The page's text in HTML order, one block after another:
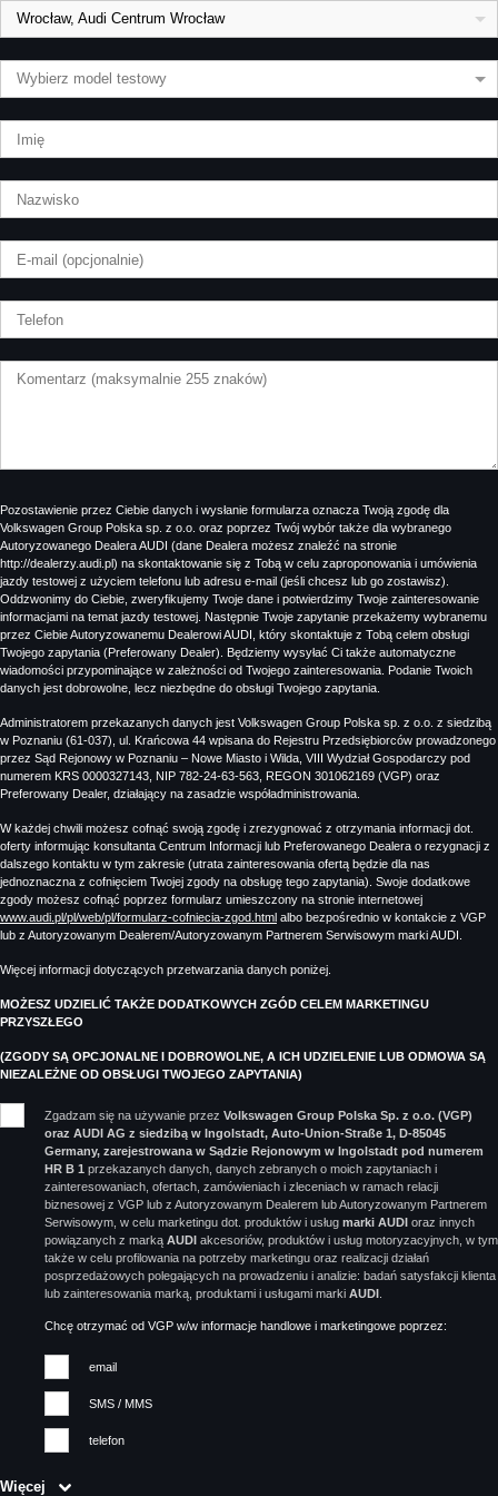
Wrocław, Audi Centrum Wrocław
Wybierz model testowy
Pozostawienie przez Ciebie danych i wysłanie formularza oznacza Twoją zgodę dla
Volkswagen Group Polska sp. z o.o. oraz poprzez Twój wybór także dla wybranego
Autoryzowanego Dealera AUDI (dane Dealera możesz znaleźć na stronie
http://dealerzy.audi.pl) na skontaktowanie się z Tobą w celu zaproponowania i umówienia
jazdy testowej z użyciem telefonu lub adresu e-mail (jeśli chcesz lub go zostawisz).
Oddzwonimy do Ciebie, zweryfikujemy Twoje dane i potwierdzimy Twoje zainteresowanie
informacjami na temat jazdy testowej. Następnie Twoje zapytanie przekażemy wybranemu
przez Ciebie Autoryzowanemu Dealerowi AUDI, który skontaktuje z Tobą celem obsługi
Twojego zapytania (Preferowany Dealer). Będziemy wysyłać Ci także automatyczne
wiadomości przypominające w zależności od Twojego zainteresowania. Podanie Twoich
danych jest dobrowolne, lecz niezbędne do obsługi Twojego zapytania.
Administratorem przekazanych danych jest Volkswagen Group Polska sp. z o.o. z siedzibą
w Poznaniu (61-037), ul. Krańcowa 44 wpisana do Rejestru Przedsiębiorców prowadzonego
przez Sąd Rejonowy w Poznaniu – Nowe Miasto i Wilda, VIII Wydział Gospodarczy pod
numerem KRS 0000327143, NIP 782-24-63-563, REGON 301062169 (VGP) oraz
Preferowany Dealer, działający na zasadzie współadministrowania.
W każdej chwili możesz cofnąć swoją zgodę i zrezygnować z otrzymania informacji dot.
oferty informując konsultanta Centrum Informacji lub Preferowanego Dealera o rezygnacji z
dalszego kontaktu w tym zakresie (utrata zainteresowania ofertą będzie dla nas
jednoznaczna z cofnięciem Twojej zgody na obsługę tego zapytania). Swoje dodatkowe
zgody możesz cofnąć poprzez formularz umieszczony na stronie internetowej
www.audi.pl/pl/web/pl/formularz-cofniecia-zgod.html albo bezpośrednio w kontakcie z VGP
lub z Autoryzowanym Dealerem/Autoryzowanym Partnerem Serwisowym marki AUDI.
Więcej informacji dotyczących przetwarzania danych poniżej.
MOŻESZ UDZIELIĆ TAKŻE DODATKOWYCH ZGÓD CELEM MARKETINGU
PRZYSZŁEGO
(ZGODY SĄ OPCJONALNE I DOBROWOLNE, A ICH UDZIELENIE LUB ODMOWA SĄ
NIEZALEŻNE OD OBSŁUGI TWOJEGO ZAPYTANIA)
Zgadzam się na używanie przez Volkswagen Group Polska Sp. z o.o. (VGP)
oraz AUDI AG z siedzibą w Ingolstadt, Auto-Union-Straße 1, D-85045
Germany, zarejestrowana w Sądzie Rejonowym w Ingolstadt pod numerem
HR B 1 przekazanych danych, danych zebranych o moich zapytaniach i
zainteresowaniach, ofertach, zamówieniach i zleceniach w ramach relacji
biznesowej z VGP lub z Autoryzowanym Dealerem lub Autoryzowanym Partnerem
Serwisowym, w celu marketingu dot. produktów i usług marki AUDI oraz innych
powiązanych z marką AUDI akcesoriów, produktów i usług motoryzacyjnych, w tym
także w celu profilowania na potrzeby marketingu oraz realizacji działań
posprzedażowych polegających na prowadzeniu i analizie: badań satysfakcji klienta
lub zainteresowania marką, produktami i usługami marki AUDI
Chcę otrzymać od VGP w/w informacje handlowe i marketingowe poprzez:
email
SMS / MMS
telefon
Więcej